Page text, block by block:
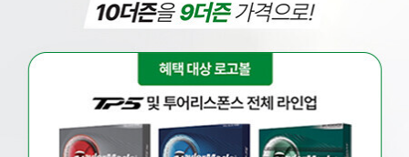
우드 유틸 아이언 웨지 퍼터